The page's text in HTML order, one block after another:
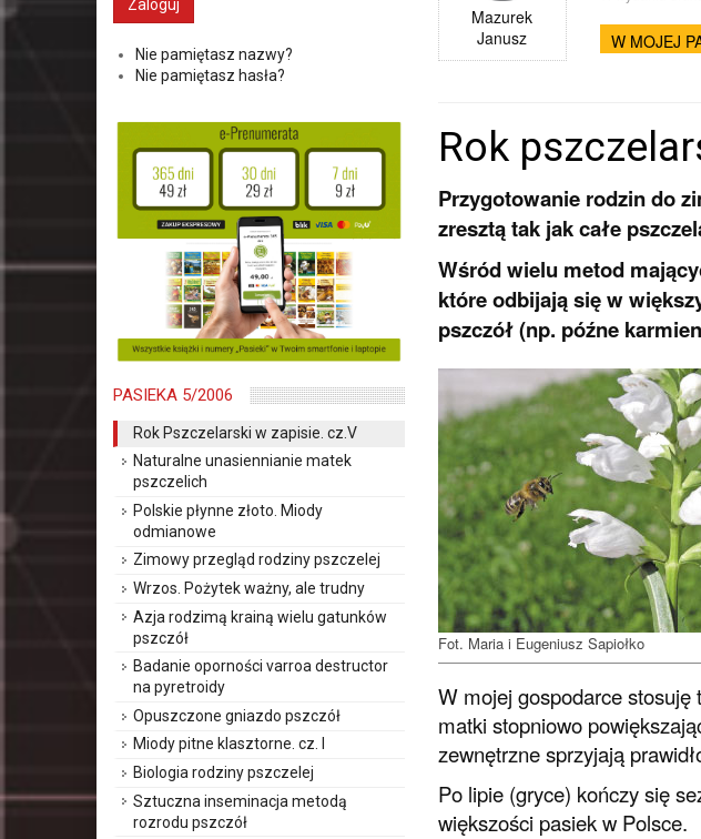
Mazurek
Janusz
W MOJEJ
Rok
Przygotowanie rodzin do
zresztą tak jak całe
Wśród wielu metod
które odbijają się w
pszczół (np. późne
Fot. Maria i Eugeniusz Sapiołko
W mojej gospodarce stosuję
matki stopniowo
zewnętrzne sprzyjają
Po lipie (gryce) kończy się
większości pasiek w Polsce.
Nie pamiętasz nazwy?
Nie pamiętasz hasła?
PASIEKA 5/2006
Rok Pszczelarski w zapisie. cz.V
Naturalne unasiennianie matek
pszczelich
Polskie płynne złoto. Miody
odmianowe
Zimowy przegląd rodziny pszczelej
Wrzos. Pożytek ważny, ale trudny
Azja rodzimą krainą wielu gatunków
pszczół
Badanie oporności varroa destructor
na pyretroidy
Opuszczone gniazdo pszczół
Miody pitne klasztorne. cz. I
Biologia rodziny pszczelej
Sztuczna inseminacja metodą
rozrodu pszczół